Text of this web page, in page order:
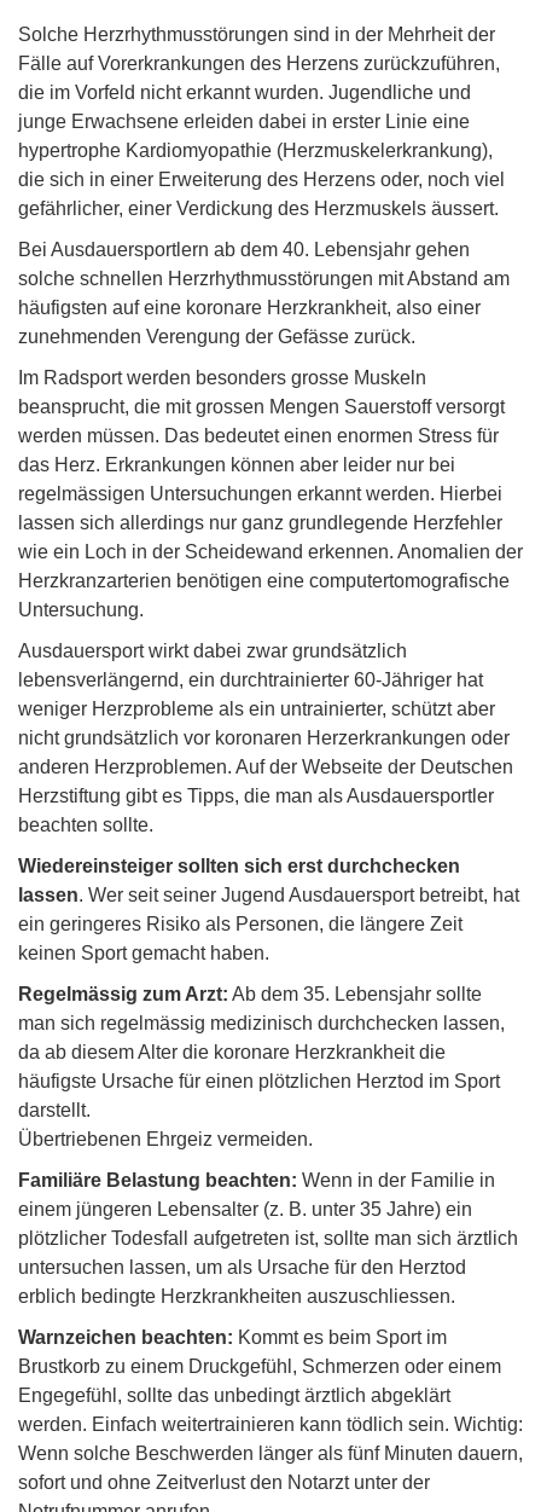
Solche Herzrhythmusstörungen sind in der Mehrheit der
Fälle auf Vorerkrankungen des Herzens zurückzuführen,
die im Vorfeld nicht erkannt wurden. Jugendliche und
junge Erwachsene erleiden dabei in erster Linie eine
hypertrophe Kardiomyopathie (Herzmuskelerkrankung),
die sich in einer Erweiterung des Herzens oder, noch viel
gefährlicher, einer Verdickung des Herzmuskels äussert.
Bei Ausdauersportlern ab dem 40. Lebensjahr gehen
solche schnellen Herzrhythmusstörungen mit Abstand am
häufigsten auf eine koronare Herzkrankheit, also einer
zunehmenden Verengung der Gefässe zurück.
Im Radsport werden besonders grosse Muskeln
beansprucht, die mit grossen Mengen Sauerstoff versorgt
werden müssen. Das bedeutet einen enormen Stress für
das Herz. Erkrankungen können aber leider nur bei
regelmässigen Untersuchungen erkannt werden. Hierbei
lassen sich allerdings nur ganz grundlegende Herzfehler
wie ein Loch in der Scheidewand erkennen. Anomalien der
Herzkranzarterien benötigen eine computertomografische
Untersuchung.
Ausdauersport wirkt dabei zwar grundsätzlich
lebensverlängernd, ein durchtrainierter 60-Jähriger hat
weniger Herzprobleme als ein untrainierter, schützt aber
nicht grundsätzlich vor koronaren Herzerkrankungen oder
anderen Herzproblemen. Auf der Webseite der Deutschen
Herzstiftung gibt es Tipps, die man als Ausdauersportler
beachten sollte.
Wiedereinsteiger sollten sich erst durchchecken
lassen. Wer seit seiner Jugend Ausdauersport betreibt, hat
ein geringeres Risiko als Personen, die längere Zeit
keinen Sport gemacht haben.
Regelmässig zum Arzt: Ab dem 35. Lebensjahr sollte
man sich regelmässig medizinisch durchchecken lassen,
da ab diesem Alter die koronare Herzkrankheit die
häufigste Ursache für einen plötzlichen Herztod im Sport
darstellt.
Übertriebenen Ehrgeiz vermeiden.
Familiäre Belastung beachten: Wenn in der Familie in
einem jüngeren Lebensalter (z. B. unter 35 Jahre) ein
plötzlicher Todesfall aufgetreten ist, sollte man sich ärztlich
untersuchen lassen, um als Ursache für den Herztod
erblich bedingte Herzkrankheiten auszuschliessen.
Warnzeichen beachten: Kommt es beim Sport im
Brustkorb zu einem Druckgefühl, Schmerzen oder einem
Engegefühl, sollte das unbedingt ärztlich abgeklärt
werden. Einfach weitertrainieren kann tödlich sein. Wichtig:
Wenn solche Beschwerden länger als fünf Minuten dauern,
sofort und ohne Zeitverlust den Notarzt unter der